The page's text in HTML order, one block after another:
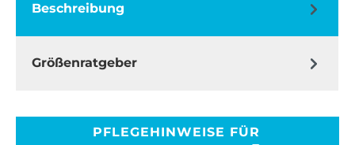
Beschreibung
Größenratgeber
PFLEGEHINWEISE FÜR